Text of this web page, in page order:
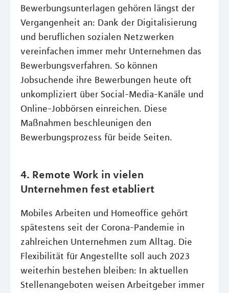
Bewerbungsunterlagen gehören längst der
Vergangenheit an: Dank der Digitalisierung
und beruflichen sozialen Netzwerken
vereinfachen immer mehr Unternehmen das
Bewerbungsverfahren. So können
Jobsuchende ihre Bewerbungen heute oft
unkompliziert über Social-Media-Kanäle und
Online-Jobbörsen einreichen. Diese
Maßnahmen beschleunigen den
Bewerbungsprozess für beide Seiten.
4. Remote Work in vielen
Unternehmen fest etabliert
Mobiles Arbeiten und Homeoffice gehört
spätestens seit der Corona-Pandemie in
zahlreichen Unternehmen zum Alltag. Die
Flexibilität für Angestellte soll auch 2023
weiterhin bestehen bleiben: In aktuellen
Stellenangeboten weisen Arbeitgeber immer